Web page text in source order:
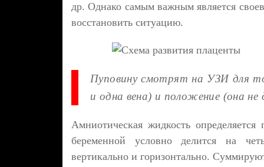
др. Однако самым важным является
восстановить ситуацию.
Пуповину смотрят на УЗИ для
и одна вена) и положение (она
Амниотическая жидкость
беременной условно делится на
вертикально и горизонтально.